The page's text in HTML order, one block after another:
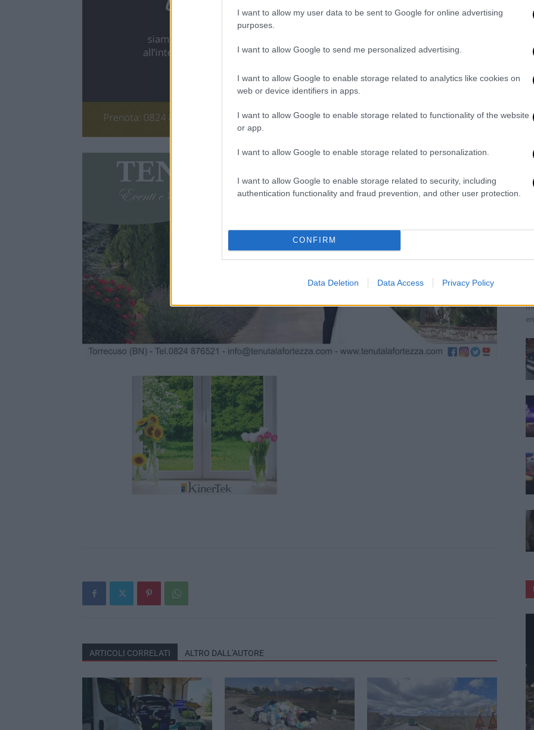
I want to allow my user data to be sent to Google for online advertising
purposes.
I want to allow Google to send me personalized advertising.
I want to allow Google to enable storage related to analytics like cookies on
web or device identifiers in apps.
I want to allow Google to enable storage related to functionality of the website
or app.
I want to allow Google to enable storage related to personalization.
I want to allow Google to enable storage related to security, including
authentication functionality and fraud prevention, and other user protection.
CONFIRM
Data Deletion Data Access Privacy Policy
ARTICOLI CORRELATI ALTRO DALL'AUTORE